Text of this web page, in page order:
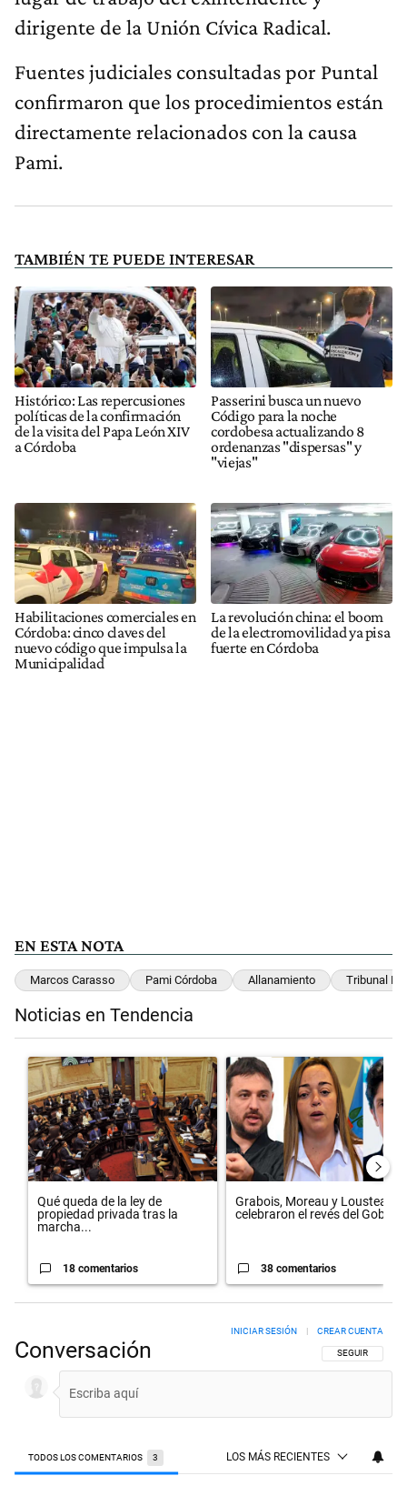
dirigente de la Unión Cívica Radical.
Fuentes judiciales consultadas por Puntal
confirmaron que los procedimientos están
directamente relacionados con la causa
Pami.
TAMBIÉN TE PUEDE INTERESAR
Histórico: Las repercusiones
políticas de la confirmación
de la visita del Papa León XIV
a Córdoba
Passerini busca un nuevo
Código para la noche
cordobesa actualizando 8
ordenanzas "dispersas" y
"viejas"
Habilitaciones comerciales en
Córdoba: cinco claves del
nuevo código que impulsa la
Municipalidad
La revolución china: el boom
de la electromovilidad ya pisa
fuerte en Córdoba
EN ESTA NOTA
Marcos Carasso Pami Córdoba Allanamiento Tribunal
Noticias en Tendencia
Un artículo de tendencia con el título "Qué queda de la ley de
Qué queda de la ley de
propiedad privada tras la
marcha...
18 comentarios
Un artículo de tendencia con el
Grabois, Moreau y Lousteau
celebraron el revés del Gobi...
38 comentarios
Conversación SIGA ESTA
SEGUIR
INICIAR SESIÓN | CREAR CUENTA
TODOS LOS COMENTARIOS 3 LOS MÁS RECIENTES